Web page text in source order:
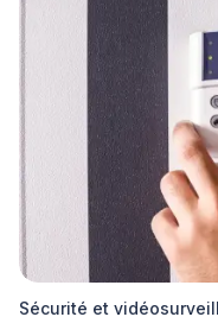
Sécurité et